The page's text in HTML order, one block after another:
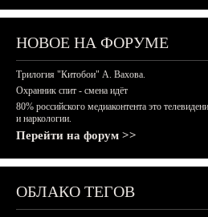
НОВОЕ НА ФОРУМЕ
Трилогия "Китобои" А. Вахова.
Охранник спит - смена идёт
80% российского медиаконтента это
и наркологии.
Перейти на форум >>
ОБЛАКО ТЕГОВ